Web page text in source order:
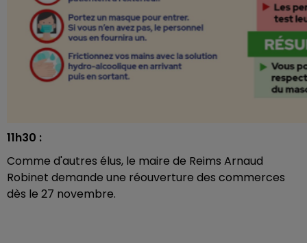
11h30 :
Comme d'autres élus, le maire de Reims Arnaud
Robinet demande une réouverture des commerces
dès le 27 novembre.